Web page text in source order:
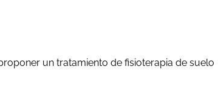
un tratamiento de fisioterapia de suelo